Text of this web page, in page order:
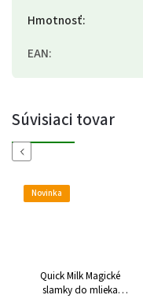
Hmotnosť:
EAN:
Súvisiaci tovar
Previous
Novinka
Quick Milk Magické
slamky do mlieka